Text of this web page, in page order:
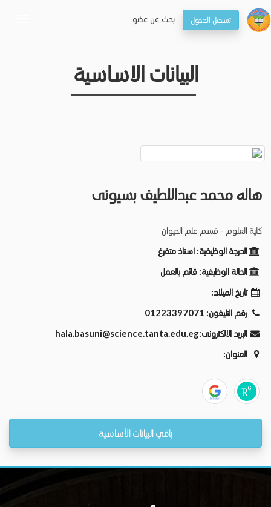
تسجيل الدخول بحـث عن عضو
البيانات الاساسية
هاله محمد عبداللطيف بسيونى
كلية العلوم - قسم علم الحيوان
الدرجة الوظيفية: استاذ متفرغ
الحالة الوظيفية: قائم بالعمل
تاريخ الميلاد:
رقم التليفون: 01223397071
البريد الالكترونى:hala.basuni@science.tanta.edu.eg
العنوان:
باقي البيانات الأساسية